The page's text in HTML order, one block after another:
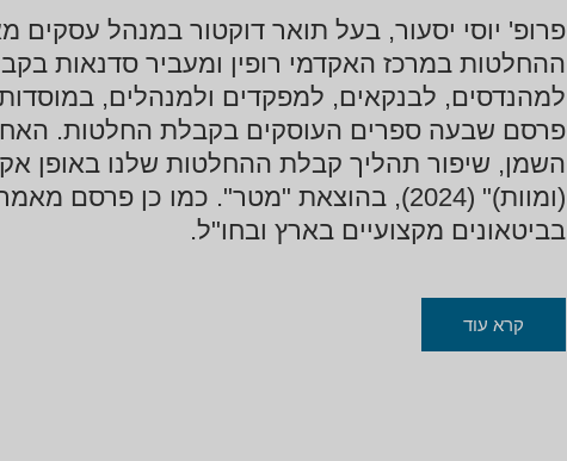
פרופ' יוסי יסעור, בעל תואר דוקטור במנהל
ההחלטות במרכז האקדמי רופין ומעביר סדנאות
למהנדסים, לבנקאים, למפקדים ולמנהלים,
פרסם שבעה ספרים העוסקים בקבלת החלטות.
(ומוות)" (2024), בהוצאת "מטר". כמו כן
בביטאונים מקצועיים בארץ ובחו"ל.
קרא עוד